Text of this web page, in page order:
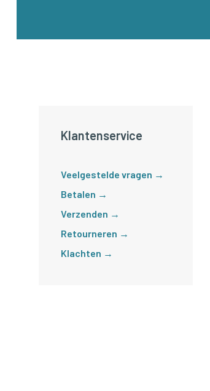
Klantenservice
Veelgestelde vragen →
Betalen →
Verzenden →
Retourneren →
Klachten →